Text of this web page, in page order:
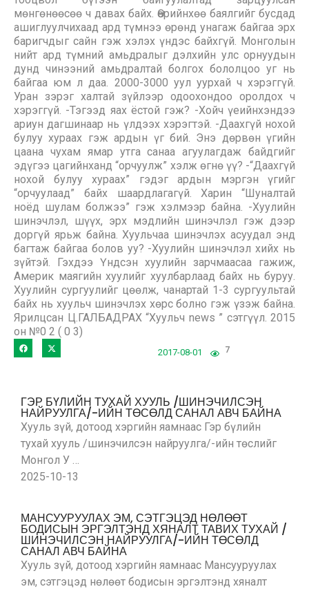
2017-08-01 7
ГЭР БҮЛИЙН ТУХАЙ ХУУЛЬ /ШИНЭЧИЛСЭН
НАЙРУУЛГА/-ИЙН ТӨСӨЛД САНАЛ АВЧ БАЙНА
Хууль зүй, дотоод хэргийн яамнаас Гэр бүлийн
тухай хууль /шинэчилсэн найруулга/-ийн төслийг
Монгол У …
2025-10-13
МАНСУУРУУЛАХ ЭМ, СЭТГЭЦЭД НӨЛӨӨТ
БОДИСЫН ЭРГЭЛТЭНД ХЯНАЛТ ТАВИХ ТУХАЙ /
ШИНЭЧИЛСЭН НАЙРУУЛГА/-ИЙН ТӨСӨЛД
САНАЛ АВЧ БАЙНА
Хууль зүй, дотоод хэргийн яамнаас Мансууруулах
эм, сэтгэцэд нөлөөт бодисын эргэлтэнд хяналт